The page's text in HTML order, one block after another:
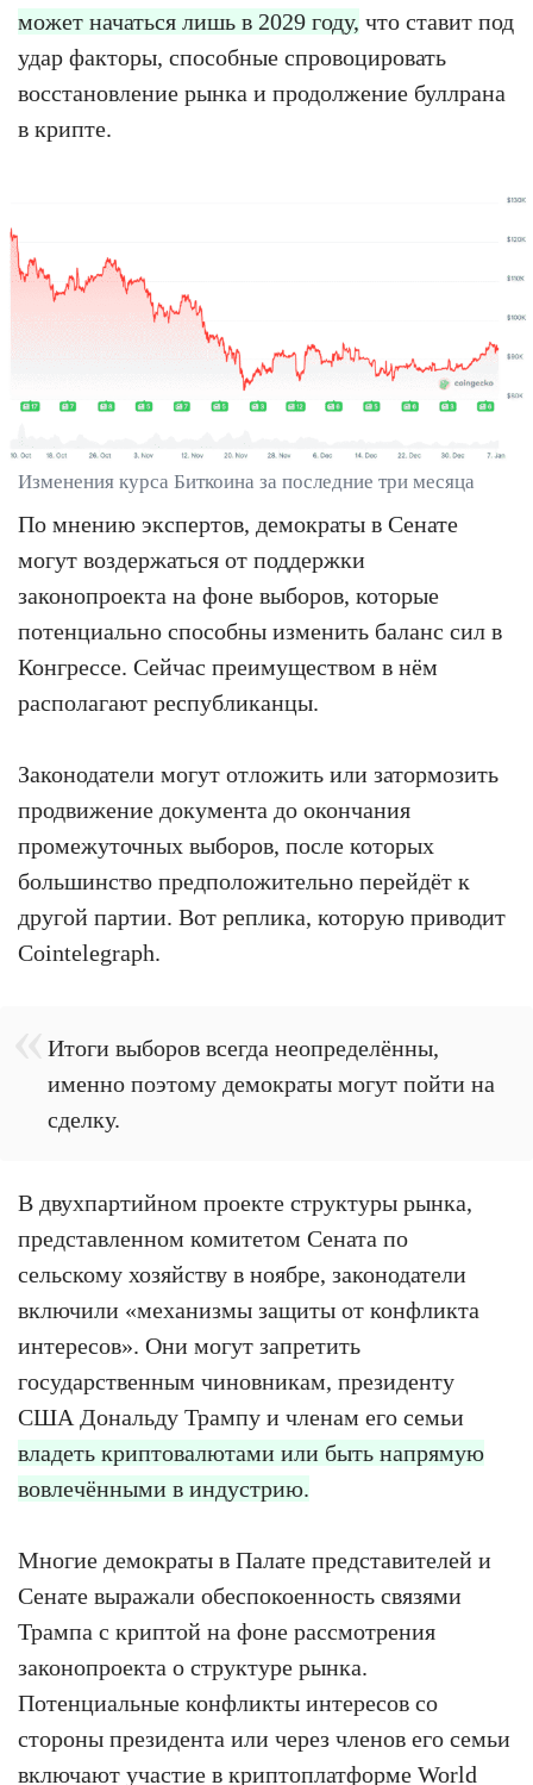
может начаться лишь в 2029 году, что ставит под
удар факторы, способные спровоцировать
восстановление рынка и продолжение буллрана
в крипте.
Изменения курса Биткоина за последние три месяца
По мнению экспертов, демократы в Сенате
могут воздержаться от поддержки
законопроекта на фоне выборов, которые
потенциально способны изменить баланс сил в
Конгрессе. Сейчас преимуществом в нём
располагают республиканцы.
Законодатели могут отложить или затормозить
продвижение документа до окончания
промежуточных выборов, после которых
большинство предположительно перейдёт к
другой партии. Вот реплика, которую приводит
Cointelegraph.
Итоги выборов всегда неопределённы,
именно поэтому демократы могут пойти на
сделку.
В двухпартийном проекте структуры рынка,
представленном комитетом Сената по
сельскому хозяйству в ноябре, законодатели
включили «механизмы защиты от конфликта
интересов». Они могут запретить
государственным чиновникам, президенту
США Дональду Трампу и членам его семьи
владеть криптовалютами или быть напрямую
вовлечёнными в индустрию.
Многие демократы в Палате представителей и
Сенате выражали обеспокоенность связями
Трампа с криптой на фоне рассмотрения
законопроекта о структуре рынка.
Потенциальные конфликты интересов со
стороны президента или через членов его семьи
включают участие в криптоплатформе World